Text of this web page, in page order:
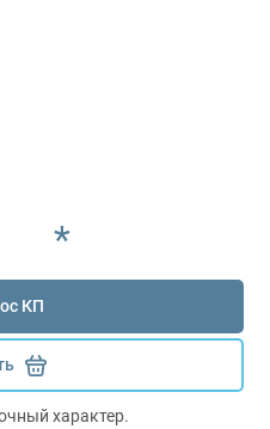
*
КП
характер.